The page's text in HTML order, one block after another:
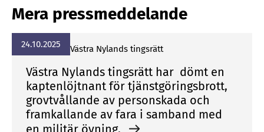
Mera pressmeddelande
24.10.2025 Vä­stra Ny­lands tings­rätt
Västra Nylands tingsrätt har dömt en
kaptenlöjtnant för tjänstgöringsbrott,
grovtvållande av personskada och
framkallande av fara i samband med
en militär övning.